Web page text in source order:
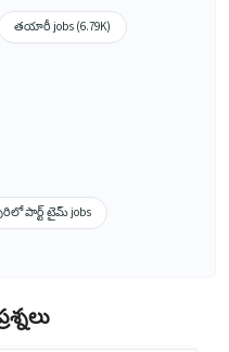
తయారీ jobs (6.79K)
పార్ట్ టైమ్ jobs